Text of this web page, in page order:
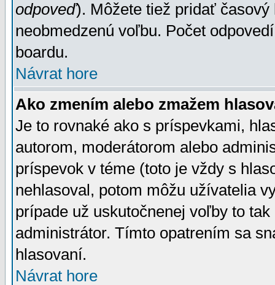
odpoveď). Môžete tiež pridať
neobmedzenú voľbu. Počet
boardu.
Návrat hore
Ako zmením alebo zmažem
Je to rovnaké ako s príspevkami,
autorom, moderátorom alebo
príspevok v téme (toto je vždy s
nehlasoval, potom môžu užívatelia
prípade už uskutočnenej voľby to
administrátor. Tímto opatrením sa
hlasovaní.
Návrat hore